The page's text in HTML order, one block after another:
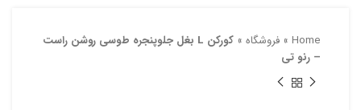
Home
» فروشگاه »
کورکن L بغل جلوپنجره طوسی روشن راست
– رنو تی